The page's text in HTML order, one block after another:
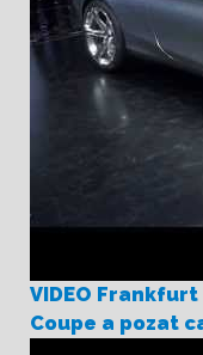
VIDEO
Coupe a pozat